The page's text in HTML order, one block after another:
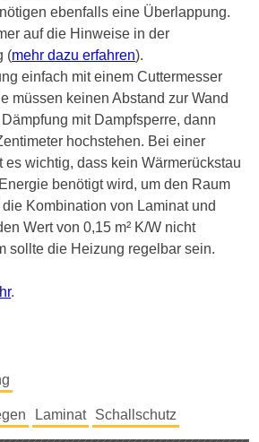
ebenfalls eine Überlappung.
auf die Hinweise in der
(mehr dazu erfahren).
einfach mit einem Cuttermesser
müssen keinen Abstand zur Wand
mit Dampfsperre, dann
hochstehen. Bei einer
wichtig, dass kein Wärmerückstau
benötigt wird, um den Raum
Kombination von Laminat und
Wert von 0,15 m² K/W nicht
sollte die Heizung regelbar sein.
.
Laminat Schallschutz